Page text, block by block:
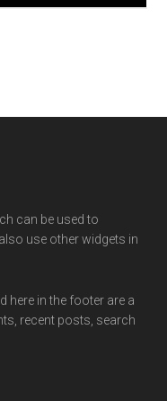
can be used to
use other widgets in
here in the footer are a
recent posts, search